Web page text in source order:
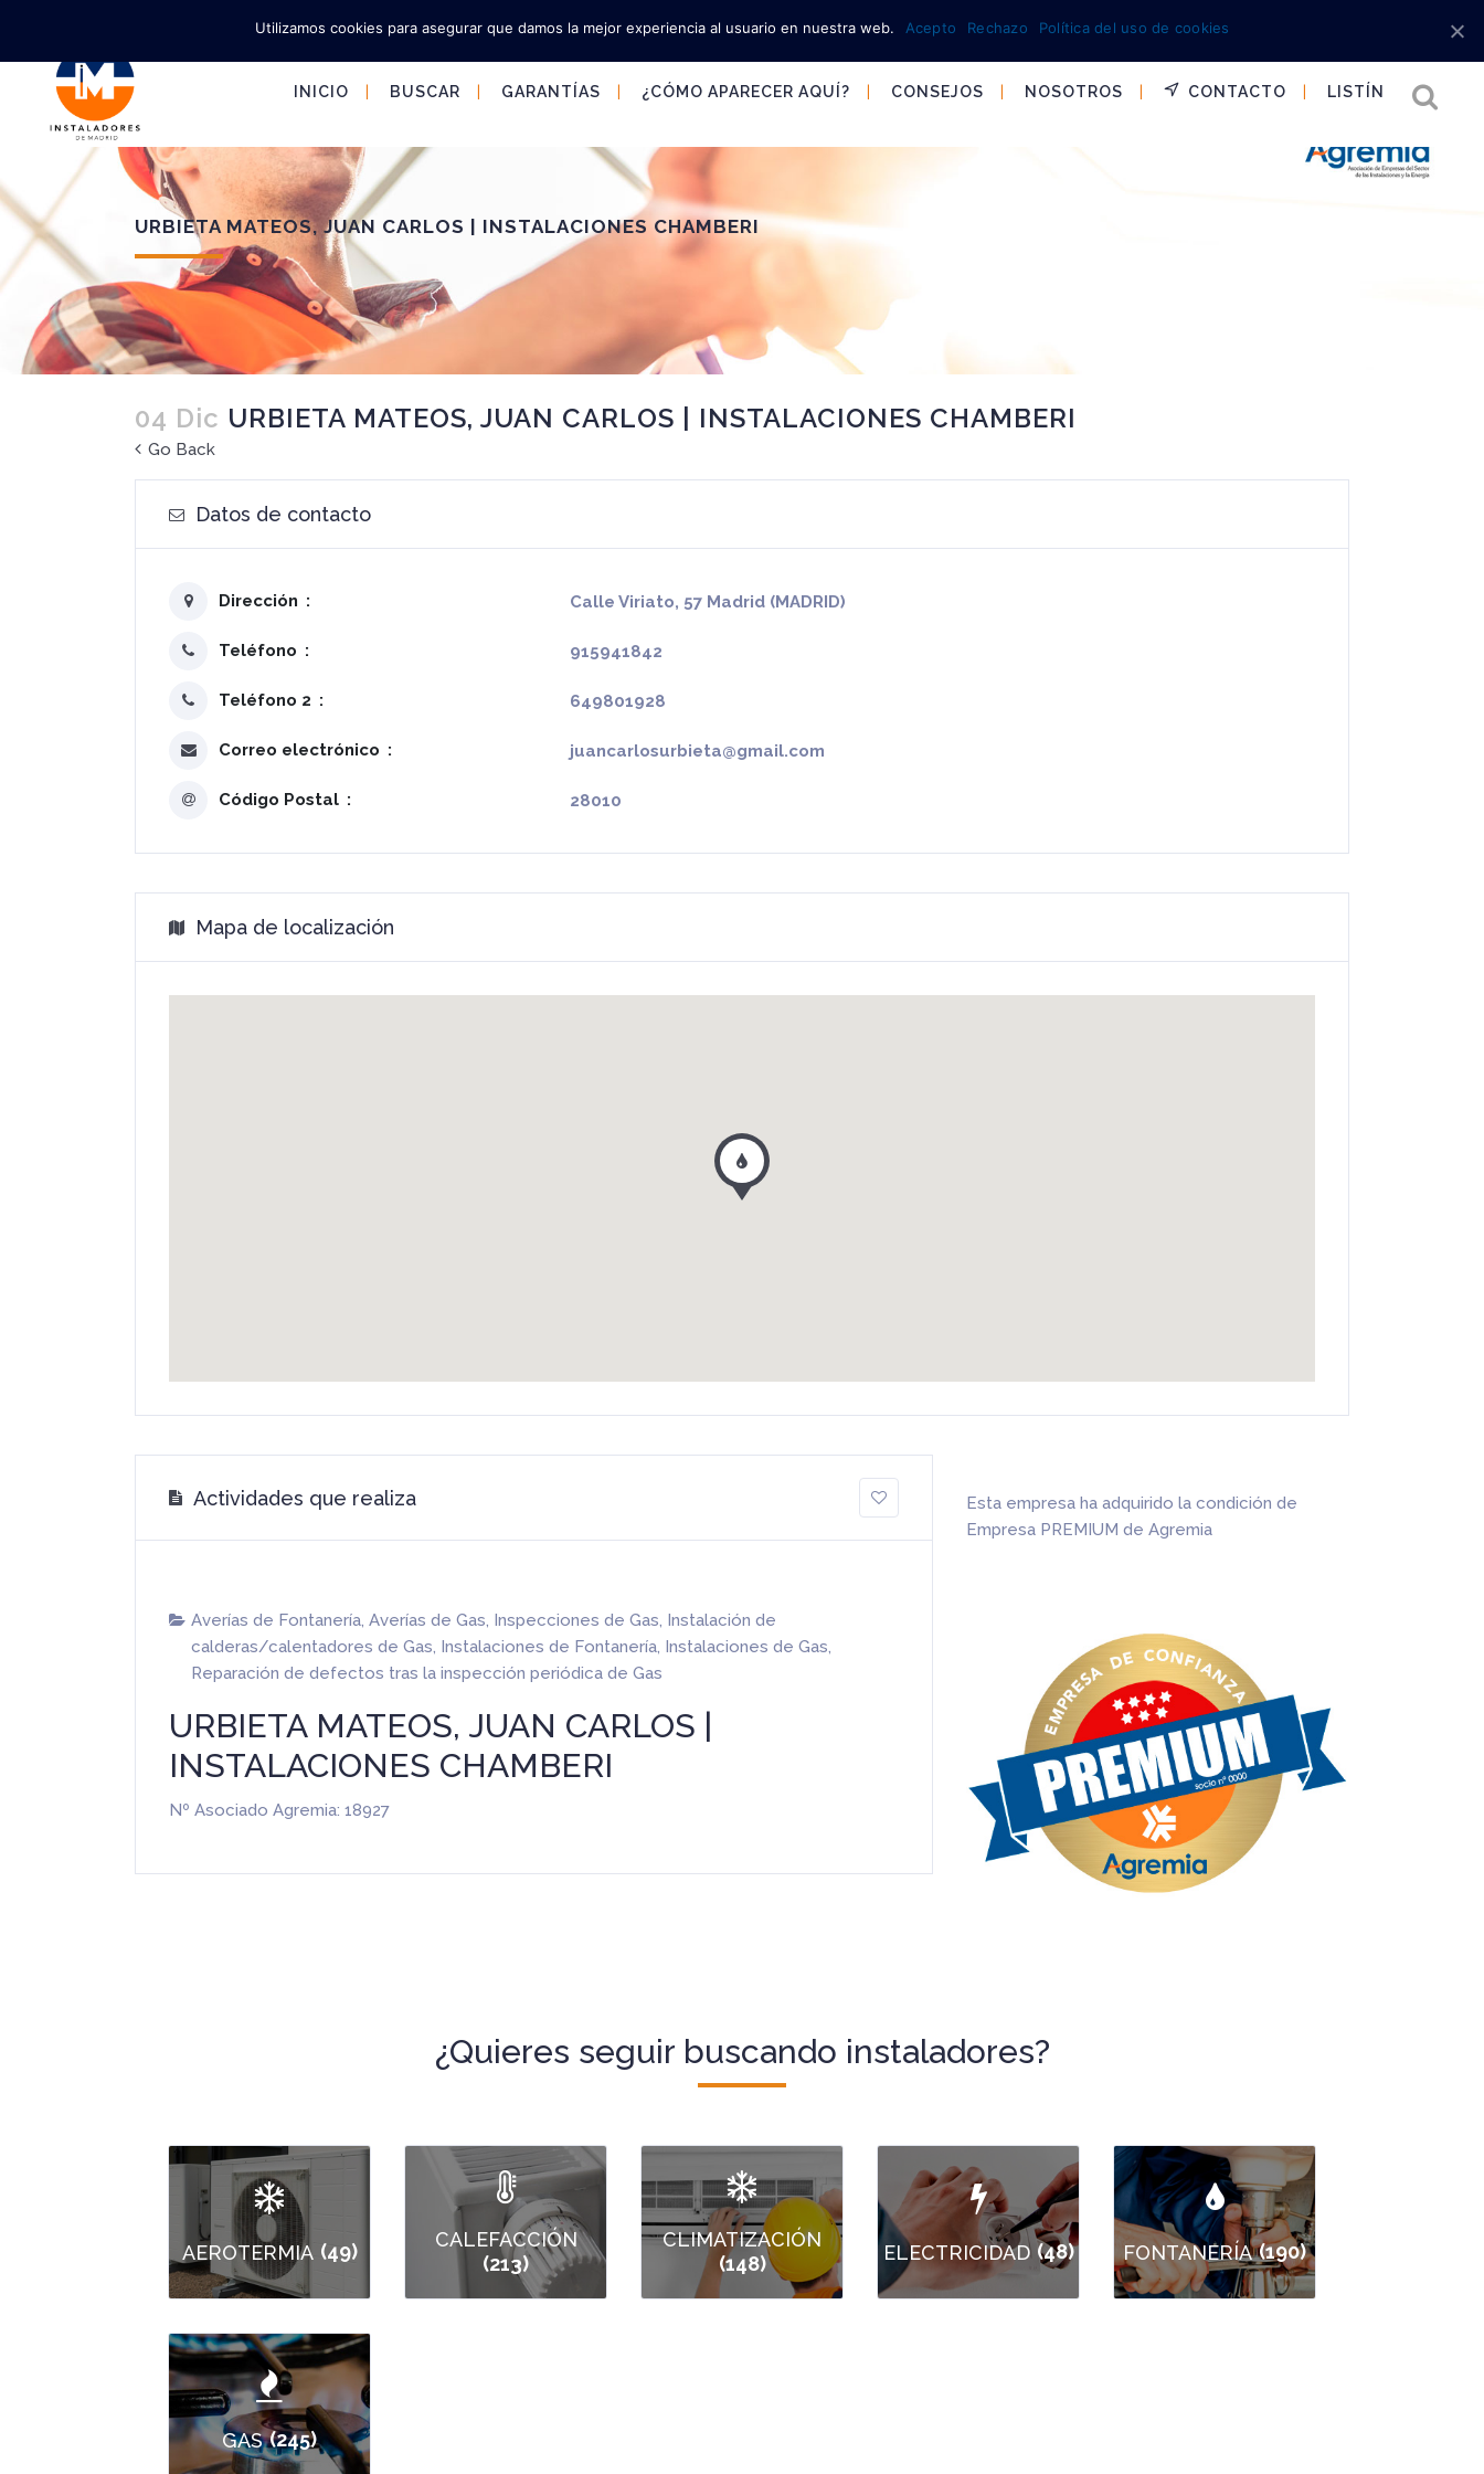
INICIO BUSCAR GARANTÍAS ¿CÓMO APARECER AQUÍ? CONSEJOS NOSOTROS CONTACTO LISTÍN
URBIETA MATEOS, JUAN CARLOS | INSTALACIONES CHAMBERI
04 Dic URBIETA MATEOS, JUAN CARLOS | INSTALACIONES CHAMBERI
Go Back
Datos de contacto
Dirección Calle Viriato, 57 Madrid (MADRID)
Teléfono 915941842
Teléfono 2 649801928
Correo electrónico juancarlosurbieta@gmail.com
Código Postal 28010
Mapa de localización
Actividades que realiza
Averías de Fontanería, Averías de Gas, Inspecciones de Gas, Instalación de
calderas/calentadores de Gas, Instalaciones de Fontanería, Instalaciones de Gas,
Reparación de defectos tras la inspección periódica de Gas
URBIETA MATEOS, JUAN CARLOS |
INSTALACIONES CHAMBERI
Nº Asociado Agremia: 18927
Esta empresa ha adquirido la condición de
Empresa PREMIUM de Agremia
¿Quieres seguir buscando instaladores?
AEROTERMIA (49)
CALEFACCIÓN
(213)
CLIMATIZACIÓN
(148)
ELECTRICIDAD (48) FONTANERÍA (190)
GAS (245)
Utilizamos cookies para asegurar que damos la mejor experiencia al usuario en nuestra web. Acepto Rechazo Política del uso de cookies